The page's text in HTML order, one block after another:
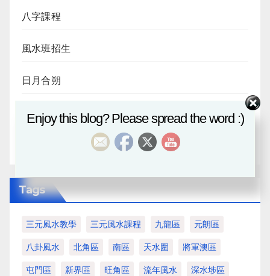
八字課程
風水班招生
日月合朔
八字探源
Tags
三元風水教學 三元風水課程 九龍區 元朗區
八卦風水 北角區 南區 天水圍 將軍澳區
屯門區 新界區 旺角區 流年風水 深水埗區
Enjoy this blog? Please spread the word :)